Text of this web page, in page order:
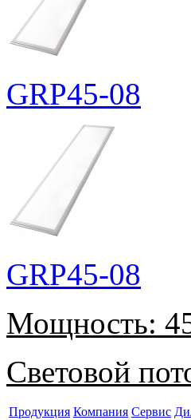
GRP45-08
GRP45-08
Мощность:
Световой
Продукция Компания Сервис